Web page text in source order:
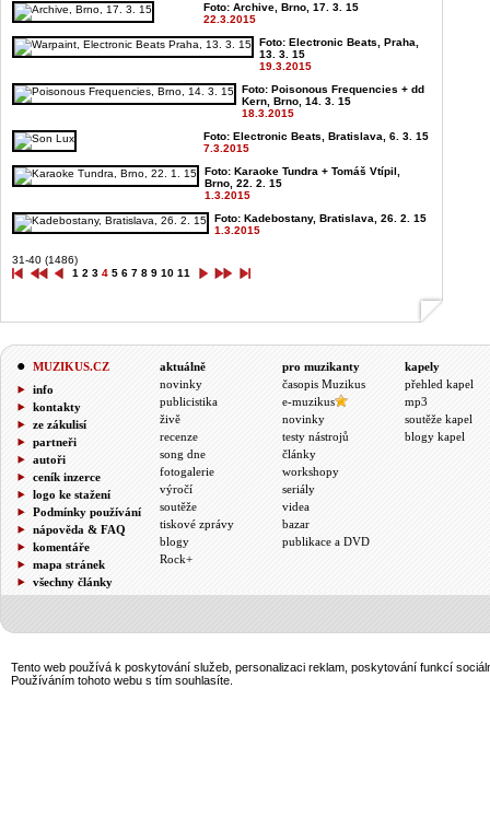
Foto: Archive, Brno, 17. 3. 15
22.3.2015
Foto: Electronic Beats, Praha,
13. 3. 15
19.3.2015
Foto: Poisonous Frequencies + dd
Kern, Brno, 14. 3. 15
18.3.2015
Foto: Electronic Beats, Bratislava, 6. 3. 15
7.3.2015
Foto: Karaoke Tundra + Tomáš Vtípil,
Brno, 22. 2. 15
1.3.2015
Foto: Kadebostany, Bratislava, 26. 2. 15
1.3.2015
31-40 (1486)
1 2 3 4 5 6 7 8 9 10 11
MUZIKUS.CZ
info
kontakty
ze zákulisí
partneři
autoři
ceník inzerce
logo ke stažení
Podmínky používání
nápověda & FAQ
komentáře
mapa stránek
všechny články
aktuálně
novinky
publicistika
živě
recenze
song dne
fotogalerie
výročí
soutěže
tiskové zprávy
blogy
Rock+
pro muzikanty
časopis Muzikus
e-muzikus
novinky
testy nástrojů
články
workshopy
seriály
videa
bazar
publikace a DVD
kapely
přehled kapel
mp3
soutěže kapel
blogy kapel
Tento web používá k poskytování služeb, personalizaci reklam, poskytování funkcí
Používáním tohoto webu s tím souhlasíte.